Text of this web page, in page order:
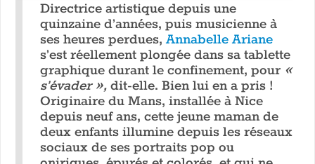
Directrice artistique depuis une
quinzaine d’années, puis musicienne à
ses heures perdues, Annabelle Ariane
s’est réellement plongée dans sa tablette
graphique durant le confinement, pour «
s’évader », dit-elle. Bien lui en a pris !
Originaire du Mans, installée à Nice
depuis neuf ans, cette jeune maman de
deux enfants illumine depuis les réseaux
sociaux de ses portraits pop ou